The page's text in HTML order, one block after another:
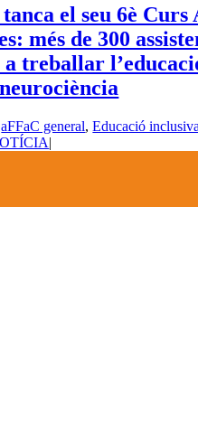
el seu 6è
més de 300
treballar
|aFFaC general,Educació inclusiva
|